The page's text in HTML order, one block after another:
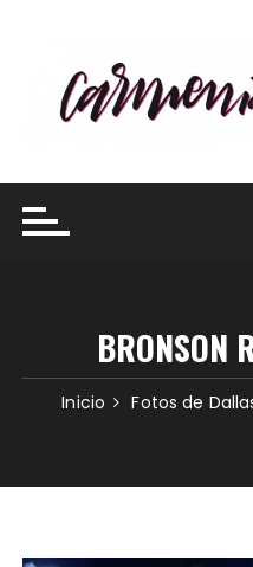
contenido
BRONSON
Inicio Fotos de